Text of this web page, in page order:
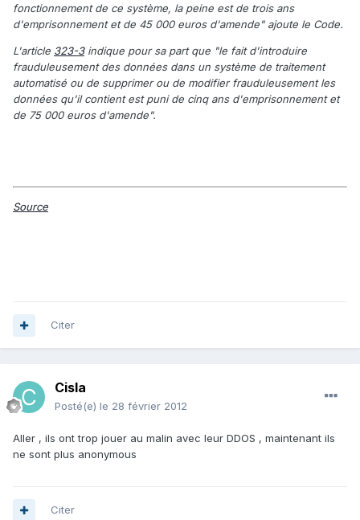
fonctionnement de ce système, la peine est de trois ans
d'emprisonnement et de 45 000 euros d'amende" ajoute le Code.
L'article 323-3indique pour sa part que "le fait d'introduire
frauduleusement des données dans un système de traitement
automatisé ou de supprimer ou de modifier frauduleusement les
données qu'il contient est puni de cinq ans d'emprisonnement et
de 75 000 euros d'amende".
Source
Citer
Cisla
Posté(e) le 28 février 2012
Aller , ils ont trop jouer au malin avec leur DDOS , maintenant ils
ne sont plus anonymous
Citer